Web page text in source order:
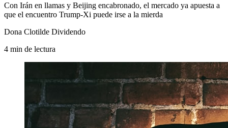
Con Irán en llamas y Beijing encabronado, el mercado ya apuesta a
que el encuentro Trump-Xi puede irse a la mierda
Dona Clotilde Dividendo
4 min de lectura